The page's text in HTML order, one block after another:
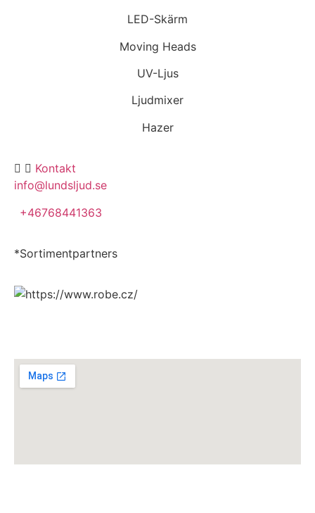
LED-Skärm
Moving Heads
UV-Ljus
Ljudmixer
Hazer
Kontakt
info@lundsljud.se
+46768441363
*Sortimentpartners